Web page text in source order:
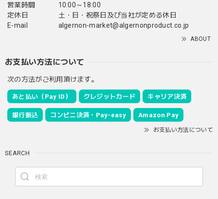
営業時間
10:00～18:00
定休日
土・日・祝祭日及び当社が定める休日
E-mail
algernon-market@algernonproduct.co.jp
ABOUT
お支払い方法について
次の方法がご利用頂けます。
あと払い（Pay ID） クレジットカード キャリア決済
銀行振込 コンビニ決済・Pay-easy Amazon Pay
お支払い方法について
SEARCH